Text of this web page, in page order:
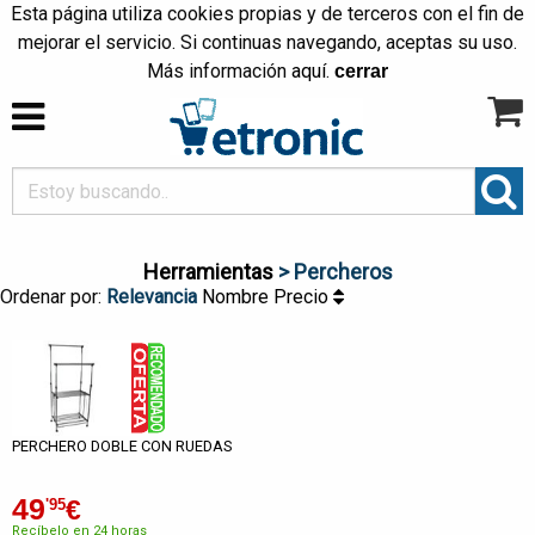
Esta página utiliza cookies propias y de terceros con el fin de
mejorar el servicio. Si continuas navegando, aceptas su uso.
Más información aquí. cerrar
Herramientas> Percheros
Ordenar por: Relevancia Nombre Precio
PERCHERO DOBLE CON RUEDAS
49'95€
Recíbelo en 24 horas